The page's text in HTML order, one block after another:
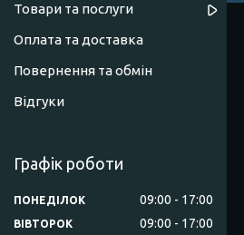
Товари та послуги
Оплата та доставка
Повернення та обмін
Відгуки
Графік роботи
ПОНЕДІЛОК 09:00 17:00
ВІВТОРОК 09:00 17:00